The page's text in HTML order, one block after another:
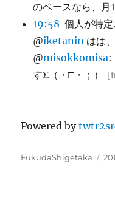
のペースなら、月
19:58 個人が特定
@iketanin はは
@misokkomisa:
すΣ（・□・；）
[
Powered by
投
FukudaShigetaka
投